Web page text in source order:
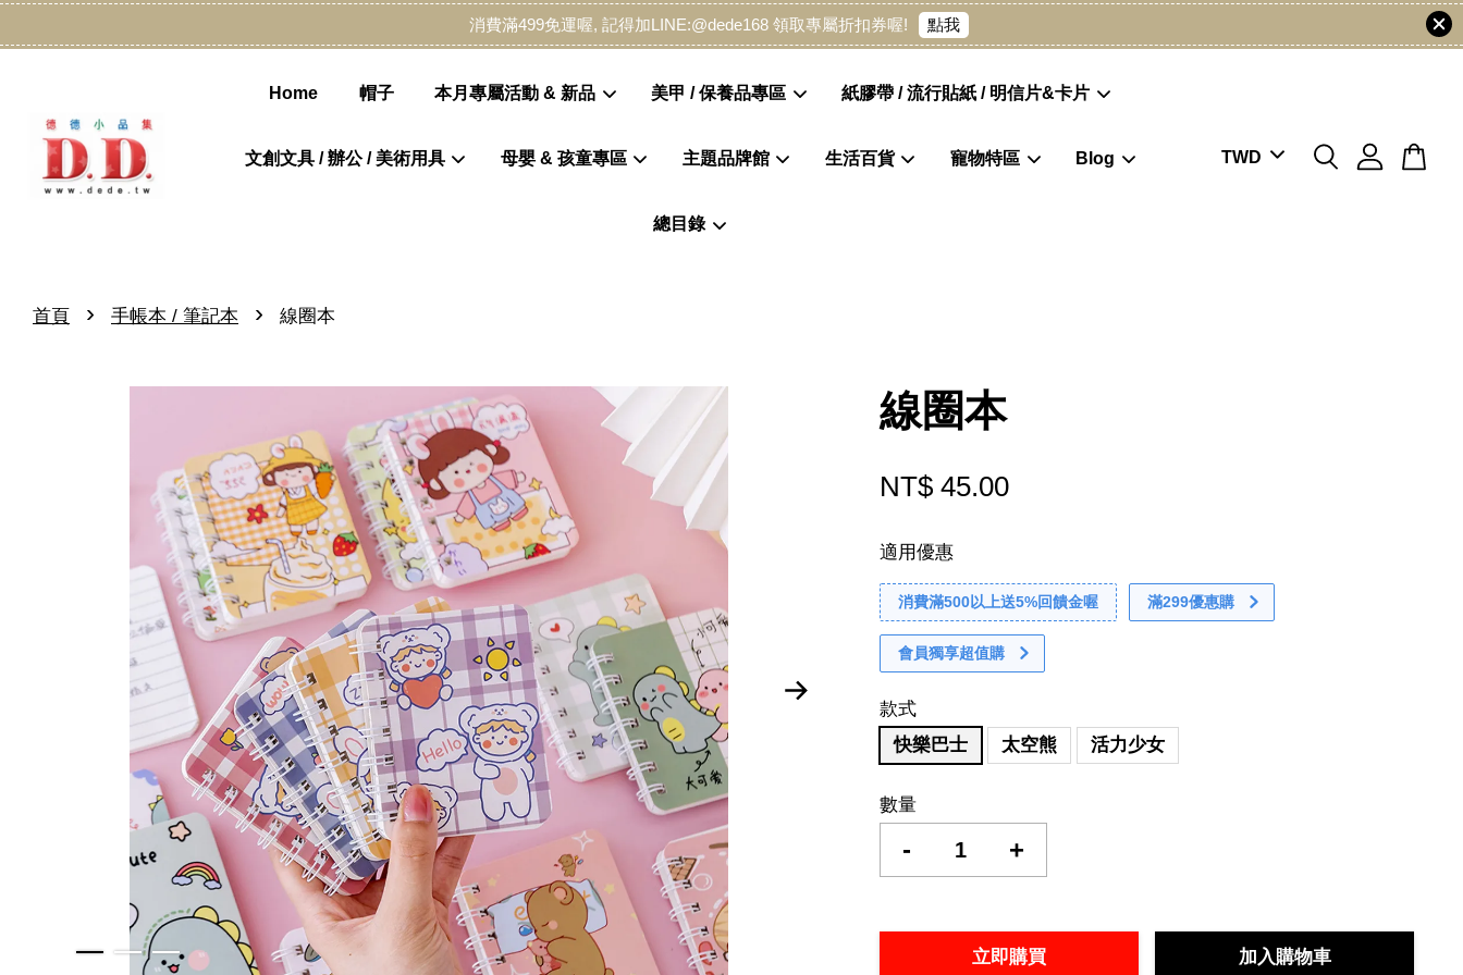
消費滿499免運喔, 記得加LINE:@dede168 領取專屬折扣券喔! 點我
Home 帽子 本月專屬活動 & 新品 美甲 / 保養品專區 紙膠帶 / 流行貼紙 / 明信片&卡片
文創文具 / 辦公 / 美術用具 母嬰 & 孩童專區 主題品牌館 生活百貨 寵物特區 Blog
總目錄
首頁 › 手帳本 / 筆記本 › 線圈本
線圈本
NT$ 45.00
適用優惠
消費滿500以上送5%回饋金喔 滿299優惠購
會員獨享超值購
款式
快樂巴士
太空熊 活力少女
數量
- +
立即購買 加入購物車